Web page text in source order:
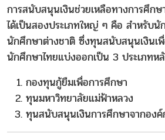
การสนับสนุนเงินช่วยเหลือทางการศึก
ได้เป็นสองประเภทใหญ่ ๆ คือ สำหรับนั
นักศึกษาต่างชาติ ซึ่งทุนสนับสนุนเงินเ
นักศึกษาไทยแบ่งออกเป็น 3 ประเภทห
กองทุนกู้ยืมเพื่อการศึกษา
ทุนมหาวิทยาลัยแม่ฟ้าหลวง
ทุนสนับสนุนเงินการศึกษาจากอง